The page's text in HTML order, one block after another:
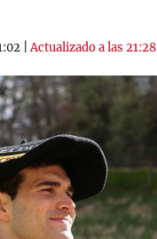
|Actualizado a las 21:28